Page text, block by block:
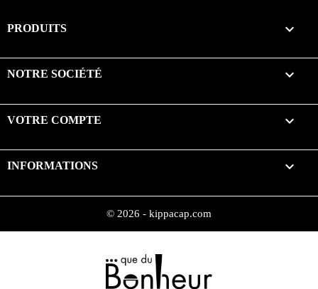
PRODUITS 
NOTRE SOCIÉTÉ 
VOTRE COMPTE 
INFORMATIONS keyboard_arrow_down
© 2026 - kippacap.com